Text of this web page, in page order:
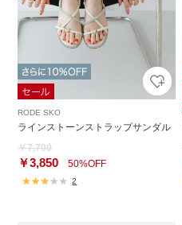
RODE SKO
ラインストーンストラップサンダル
￥7,700
￥3,850 50%OFF
2